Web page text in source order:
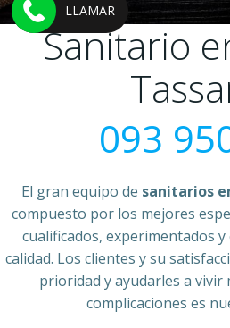
Sanitario
093
El gran equipo de sanitarios
compuesto por los mejores
cualificados, experimentados
calidad. Los clientes y su
prioridad y ayudarles a vivir
complicaciones es
LLAMAR